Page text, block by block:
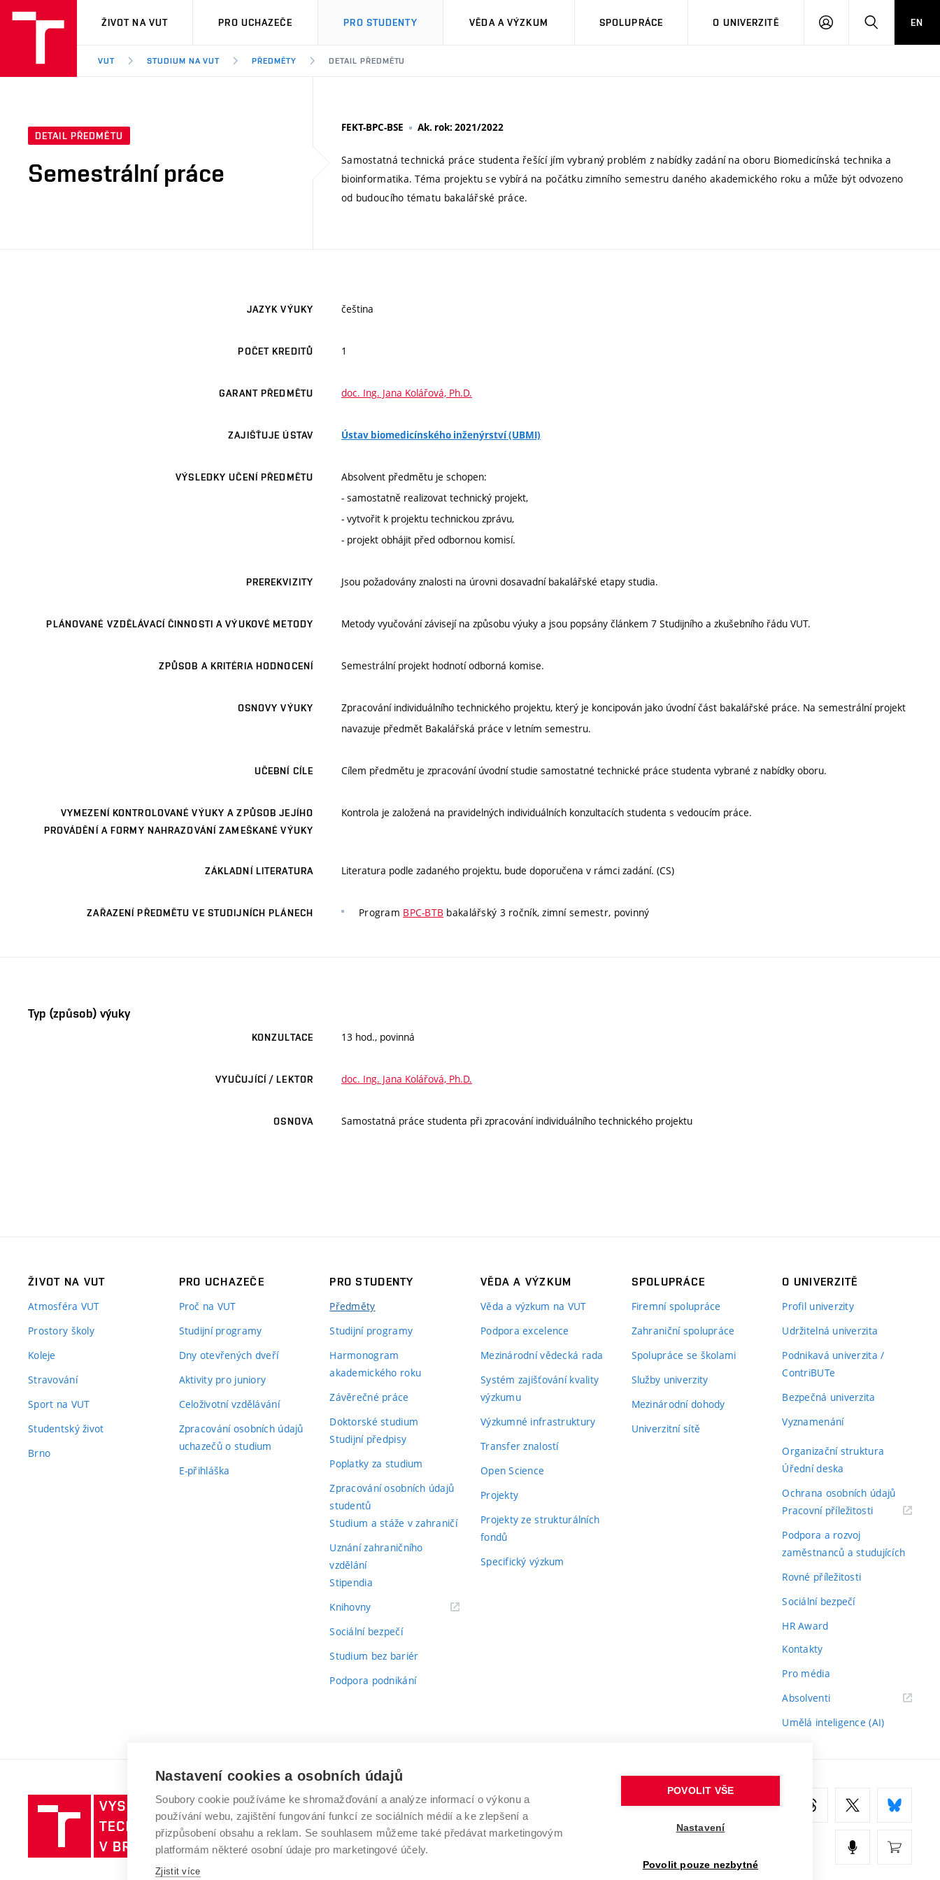
VUT
ŽIVOT NA VUT PRO UCHAZEČE PRO STUDENTY VĚDA A VÝZKUM SPOLUPRÁCE O UNIVERZITĚ
PŘIHLÁSIT HLEDATEN
VUT STUDIUM NA VUT PŘEDMĚTY DETAIL PŘEDMĚTU
DETAIL PŘEDMĚTU
Semestrální práce
FEKT-BPC-BSE Ak. rok: 2021/2022
Samostatná technická práce studenta řešící jím vybraný problém z nabídky zadání na oboru Biomedicínská technika a
bioinformatika. Téma projektu se vybírá na počátku zimního semestru daného akademického roku a může být odvozeno
od budoucího tématu bakalářské práce.
JAZYK VÝUKY čeština
POČET KREDITŮ 1
GARANT PŘEDMĚTU doc. Ing. Jana Kolářová, Ph.D.
ZAJIŠŤUJE ÚSTAV Ústav biomedicínského inženýrství (UBMI)
VÝSLEDKY UČENÍ PŘEDMĚTU
Absolvent předmětu je schopen:
- samostatně realizovat technický projekt,
- vytvořit k projektu technickou zprávu,
- projekt obhájit před odbornou komisí.
PREREKVIZITY Jsou požadovány znalosti na úrovni dosavadní bakalářské etapy studia.
PLÁNOVANÉ VZDĚLÁVACÍ ČINNOSTI A VÝUKOVÉ METODY Metody vyučování závisejí na způsobu výuky a jsou popsány článkem 7 Studijního a zkušebního řádu VUT.
ZPŮSOB A KRITÉRIA HODNOCENÍ Semestrální projekt hodnotí odborná komise.
OSNOVY VÝUKY
Zpracování individuálního technického projektu, který je koncipován jako úvodní část bakalářské práce. Na semestrální projekt
navazuje předmět Bakalářská práce v letním semestru.
UČEBNÍ CÍLE Cílem předmětu je zpracování úvodní studie samostatné technické práce studenta vybrané z nabídky oboru.
VYMEZENÍ KONTROLOVANÉ VÝUKY A ZPŮSOB JEJÍHO
PROVÁDĚNÍ A FORMY NAHRAZOVÁNÍ ZAMEŠKANÉ VÝUKY
Kontrola je založená na pravidelných individuálních konzultacích studenta s vedoucím práce.
ZÁKLADNÍ LITERATURA Literatura podle zadaného projektu, bude doporučena v rámci zadání. (CS)
ZAŘAZENÍ PŘEDMĚTU VE STUDIJNÍCH PLÁNECH Program BPC-BTB bakalářský 3 ročník, zimní semestr, povinný
Typ (způsob) výuky
KONZULTACE 13 hod., povinná
VYUČUJÍCÍ / LEKTOR doc. Ing. Jana Kolářová, Ph.D.
OSNOVA Samostatná práce studenta při zpracování individuálního technického projektu
ŽIVOT NA VUT
Atmosféra VUT
Prostory školy
Koleje
Stravování
Sport na VUT
Studentský život
Brno
PRO UCHAZEČE
Proč na VUT
Studijní programy
Dny otevřených dveří
Aktivity pro juniory
Celoživotní vzdělávání
Zpracování osobních údajů
uchazečů o studium
E-přihláška
PRO STUDENTY
Předměty
Studijní programy
Harmonogram
akademického roku
Závěrečné práce
Doktorské studium
Studijní předpisy
Poplatky za studium
Zpracování osobních údajů
studentů
Studium a stáže v zahraničí
Uznání zahraničního
vzdělání
Stipendia
Knihovny(externí
Sociální bezpečí
Studium bez bariér
Podpora podnikání
VĚDA A VÝZKUM
Věda a výzkum na VUT
Podpora excelence
Mezinárodní vědecká rada
Systém zajišťování kvality
výzkumu
Výzkumné infrastruktury
Transfer znalostí
Open Science
Projekty
Projekty ze strukturálních
fondů
Specifický výzkum
SPOLUPRÁCE
Firemní spolupráce
Zahraniční spolupráce
Spolupráce se školami
Služby univerzity
Mezinárodní dohody
Univerzitní sítě
O UNIVERZITĚ
Profil univerzity
Udržitelná univerzita
Podnikavá univerzita /
ContriBUTe
Bezpečná univerzita
Vyznamenání
Organizační struktura
Úřední deska
Ochrana osobních údajů
Pracovní příležitosti(externí
Podpora a rozvoj
zaměstnanců a studujících
Rovné příležitosti
Sociální bezpečí
HR Award
Kontakty
Pro média
Absolventi(externí
Umělá inteligence (AI)
Vysoké
učení
technické
v
VYSOKÉ UČENÍ TECHNICKÉ V BRNĚ
Antonínská 548/1
602 00 Brno
www.vut.cz
Nastavení cookies a osobních údajů
Soubory cookie používáme ke shromažďování a analýze informací o výkonu a
používání webu, zajištění fungování funkcí ze sociálních médií a ke zlepšení a
přizpůsobení obsahu a reklam. Se souhlasem můžeme také předávat marketingovým
platformám některé osobní údaje pro marketingové účely.
Zjistit více
POVOLIT VŠE
Nastavení
Povolit pouze nezbytné